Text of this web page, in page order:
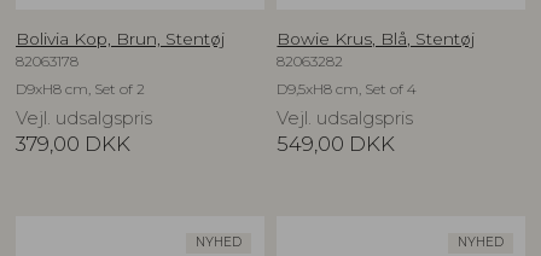
Bolivia Kop, Brun, Stentøj
82063178
D9xH8 cm, Set of 2
Vejl. udsalgspris
379,00 DKK
Bowie Krus, Blå, Stentøj
82063282
D9,5xH8 cm, Set of 4
Vejl. udsalgspris
549,00 DKK
NYHED NYHED